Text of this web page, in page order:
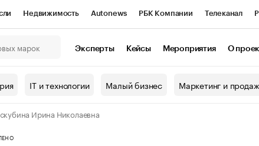
Недвижимость Autonews РБК Компании Телеканал
Проверка контрагентов
Эксперты Кейсы Мероприятия О
IT и технологии Малый бизнес Маркетинг и
Ирина Николаевна